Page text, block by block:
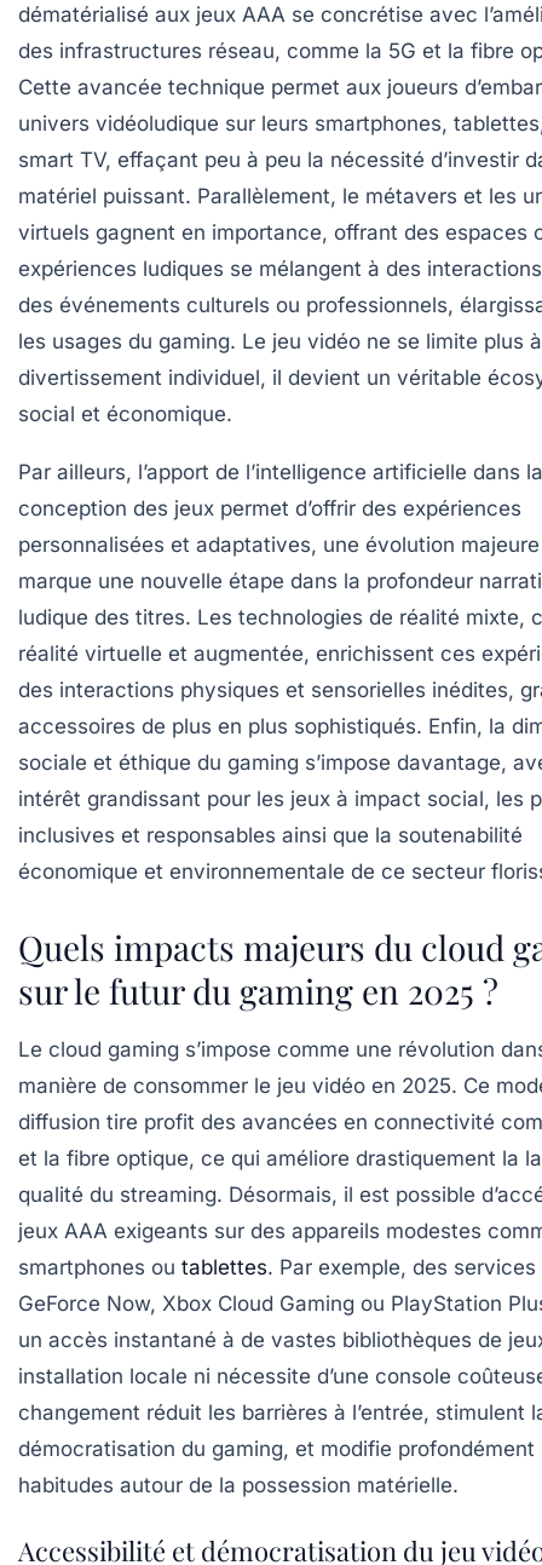
dématérialisé aux jeux AAA se concrétise avec
des infrastructures réseau, comme la 5G et la fibre
Cette avancée technique permet aux joueurs
univers vidéoludique sur leurs smartphones,
smart TV, effaçant peu à peu la nécessité d’investir
matériel puissant. Parallèlement, le métavers et les
virtuels gagnent en importance, offrant des espaces
expériences ludiques se mélangent à des
des événements culturels ou professionnels,
les usages du gaming. Le jeu vidéo ne se limite plus
divertissement individuel, il devient un véritable
social et économique.
Par ailleurs, l’apport de l’intelligence artificielle dans la
conception des jeux permet d’offrir des expériences
personnalisées et adaptatives, une évolution
marque une nouvelle étape dans la profondeur
ludique des titres. Les technologies de réalité mixte,
réalité virtuelle et augmentée, enrichissent ces
des interactions physiques et sensorielles inédites,
accessoires de plus en plus sophistiqués. Enfin, la
sociale et éthique du gaming s’impose davantage,
intérêt grandissant pour les jeux à impact social, les
inclusives et responsables ainsi que la soutenabilité
économique et environnementale de ce secteur
Quels impacts majeurs du cloud
sur le futur du gaming en 2025 ?
Le cloud gaming s’impose comme une révolution
manière de consommer le jeu vidéo en 2025. Ce
diffusion tire profit des avancées en connectivité
et la fibre optique, ce qui améliore drastiquement la
qualité du streaming. Désormais, il est possible
jeux AAA exigeants sur des appareils modestes
smartphones ou tablettes. Par exemple, des
GeForce Now, Xbox Cloud Gaming ou PlayStation
un accès instantané à de vastes bibliothèques de
installation locale ni nécessite d’une console
changement réduit les barrières à l’entrée, stimulent
démocratisation du gaming, et modifie profondément
habitudes autour de la possession matérielle.
Accessibilité et démocratisation du jeu